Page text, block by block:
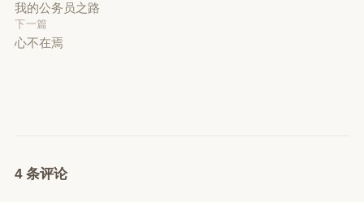
我的公务员之路
下一篇
心不在焉
4 条评论